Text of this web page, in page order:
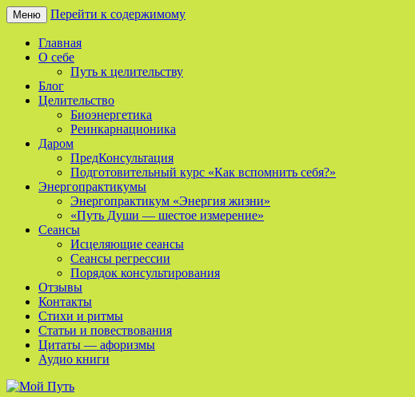
Мой Путь
Меню Перейти к содержимому
Главная
О себе
Путь к целительству
Блог
Целительство
Биоэнергетика
Реинкарнационика
Даром
ПредКонсультация
Подготовительный курс «Как вспомнить себя?»
Энергопрактикумы
Энергопрактикум «Энергия жизни»
«Путь Души — шестое измерение»
Сеансы
Исцеляющие сеансы
Сеансы регрессии
Порядок консультирования
Отзывы
Контакты
Стихи и ритмы
Статьи и повествования
Цитаты — афоризмы
Аудио книги